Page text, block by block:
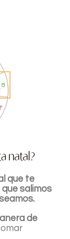
natal?
que te
salimos
de